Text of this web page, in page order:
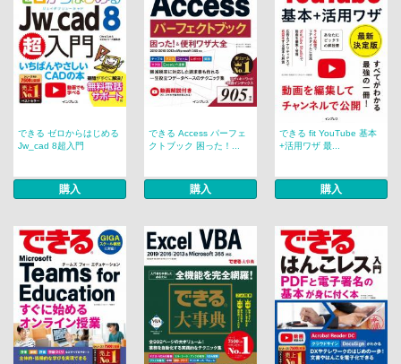
できる ゼロからはじめる
Jw_cad 8超入門
購入
できる Access パーフェ
クトブック 困った！...
購入
できる fit YouTube 基本
+活用ワザ 最...
購入